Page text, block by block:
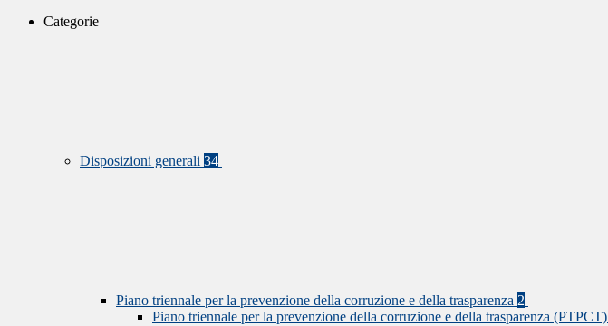
Categorie
Disposizioni generali 34
Piano triennale per la prevenzione della corruzione e della trasparenza 2
Piano triennale per la prevenzione della corruzione e della trasparenza (PTPCT)